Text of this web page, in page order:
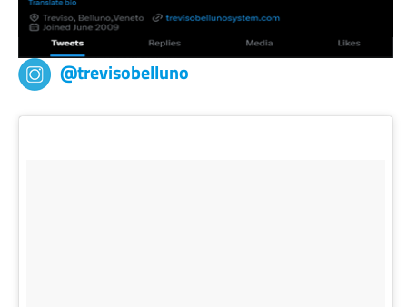
@trevisobelluno